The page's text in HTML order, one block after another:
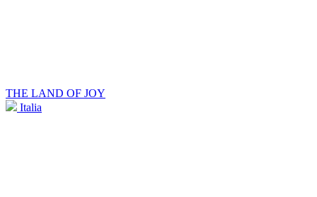
THE LAND OF JOY
Italia